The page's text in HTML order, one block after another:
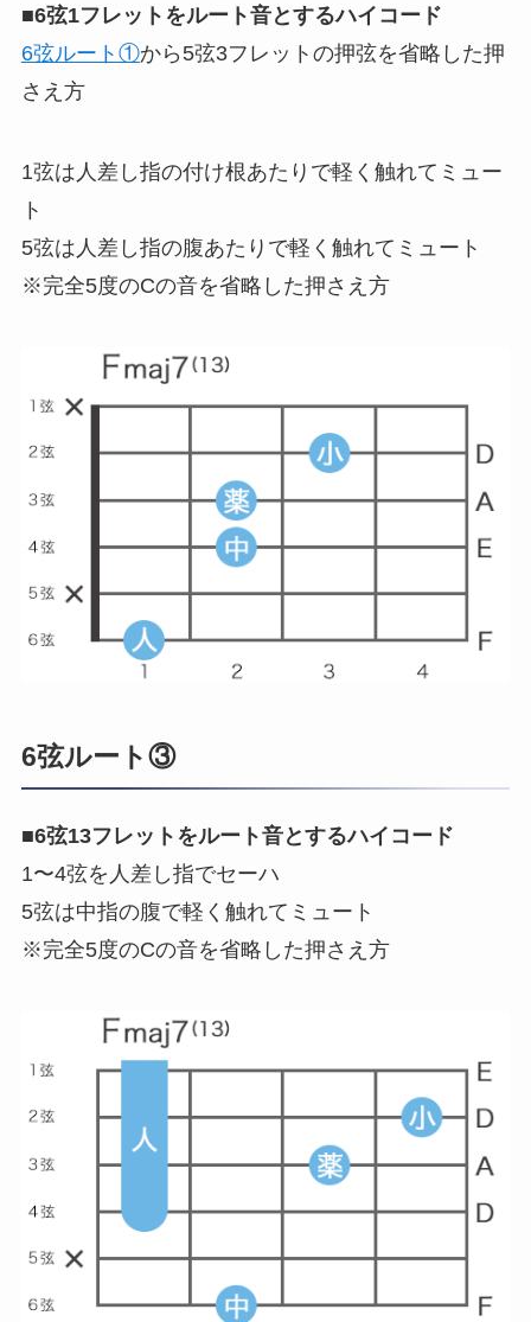
■6弦1フレットをルート音とするハイコード
6弦ルート①から5弦3フレットの押弦を省略した押
さえ方
1弦は人差し指の付け根あたりで軽く触れてミュー
ト
5弦は人差し指の腹あたりで軽く触れてミュート
※完全5度のCの音を省略した押さえ方
6弦ルート③
■6弦13フレットをルート音とするハイコード
1〜4弦を人差し指でセーハ
5弦は中指の腹で軽く触れてミュート
※完全5度のCの音を省略した押さえ方